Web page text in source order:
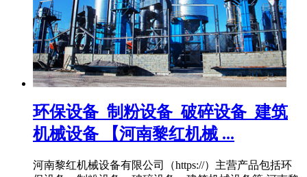
环保设备_制粉设备_破碎设备_建筑
机械设备 【河南黎红机械 ...
河南黎红机械设备有限公司（https://）主营产品包括环